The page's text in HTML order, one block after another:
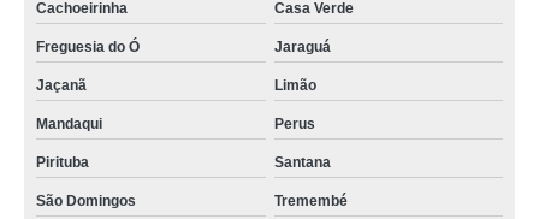
Cachoeirinha Casa Verde
Freguesia do Ó Jaraguá
Jaçanã Limão
Mandaqui Perus
Pirituba Santana
São Domingos Tremembé